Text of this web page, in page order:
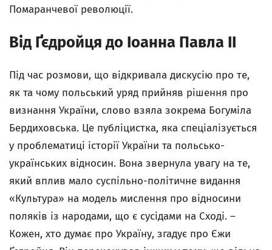
Помаранчевої революції.
Від Ґєдройця до Іоанна Павла II
Під час розмови, що відкривала дискусію про те,
як та чому польський уряд прийняв рішення про
визнання України, слово взяла зокрема Богуміла
Бердиховська. Це публіцистка, яка спеціалізується
у проблематиці історії України та польсько-
українських відносин. Вона звернула увагу на те,
який вплив мало суспільно-політичне видання
«Культура» на модель мислення про відносини
поляків із народами, що є сусідами на Сході. –
Кожен, хто думає про Україну, згадує про Єжи